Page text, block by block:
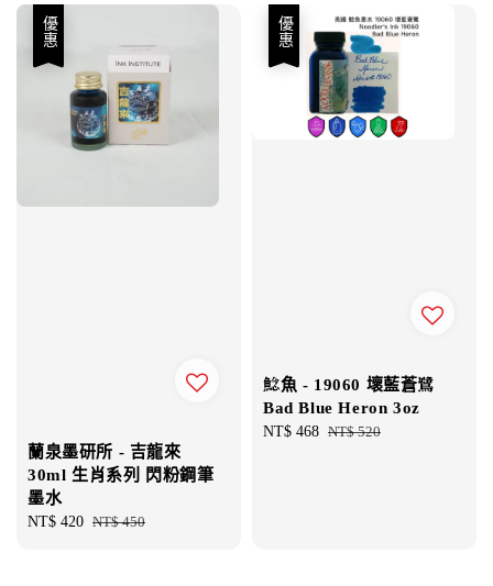
優惠
蘭泉墨研所 - 吉龍來
30ml 生肖系列 閃粉鋼筆
墨水
Sale
NT$ 420 Regular
NT$ 450
優惠
鯰魚 - 19060 壞藍蒼鷺
Bad Blue Heron 3oz
Sale
NT$ 468 Regular
NT$ 520